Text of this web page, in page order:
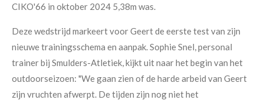
CIKO'66 in oktober 2024 5,38m was.
Deze wedstrijd markeert voor Geert de eerste test van zijn
nieuwe trainingsschema en aanpak. Sophie Snel, personal
trainer bij Smulders-Atletiek, kijkt uit naar het begin van het
outdoorseizoen: "We gaan zien of de harde arbeid van Geert
zijn vruchten afwerpt. De tijden zijn nog niet het